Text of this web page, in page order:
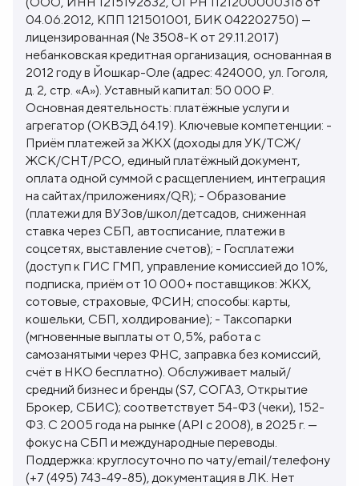
04.06.2012, КПП 121501001, БИК 042202750) —
лицензированная (№ 3508-К от 29.11.2017)
небанковская кредитная организация, основанная в
2012 году в Йошкар-Оле (адрес: 424000, ул. Гоголя,
д. 2, стр. «А»). Уставный капитал: 50 000 ₽.
Основная деятельность: платёжные услуги и
агрегатор (ОКВЭД 64.19). Ключевые компетенции: -
Приём платежей за ЖКХ (доходы для УК/ТСЖ/
ЖСК/СНТ/РСО, единый платёжный документ,
оплата одной суммой с расщеплением, интеграция
на сайтах/приложениях/QR); - Образование
(платежи для ВУЗов/школ/детсадов, сниженная
ставка через СБП, автосписание, платежи в
соцсетях, выставление счетов); - Госплатежи
(доступ к ГИС ГМП, управление комиссией до 10%,
подписка, приём от 10 000+ поставщиков: ЖКХ,
сотовые, страховые, ФСИН; способы: карты,
кошельки, СБП, холдирование); - Таксопарки
(мгновенные выплаты от 0,5%, работа с
самозанятыми через ФНС, заправка без комиссий,
счёт в НКО бесплатно). Обслуживает малый/
средний бизнес и бренды (S7, СОГАЗ, Открытие
Брокер, СБИС); соответствует 54-ФЗ (чеки), 152-
ФЗ. С 2005 года на рынке (API с 2008), в 2025 г. —
фокус на СБП и международные переводы.
Поддержка: круглосуточно по чату/email/телефону
(+7 (495) 743-49-85), документация в ЛК. Нет